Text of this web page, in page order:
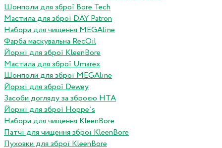
Шомполи для зброї Bore Tech
Мастила для зброї DAY Patron
Набори для чищення MEGAline
Фарба маскувальна RecOil
Йоржі для зброї KleenBore
Мастила для зброї Umarex
Шомполи для зброї MEGAline
Йоржі для зброї Dewey
Засоби догляду за зброєю HTA
Йоржі для зброї Hoppe`s
Набори для чищення KleenBore
Патчі для чищення зброї KleenBore
Пуховки для зброї KleenBore